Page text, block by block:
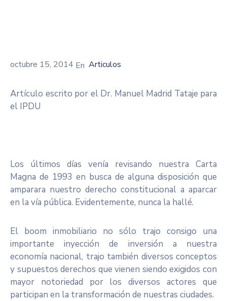
octubre 15, 2014 Articulos
Artículo escrito por el Dr. Manuel Madrid Tataje para
el IPDU
Los últimos días venía revisando nuestra Carta
Magna de 1993 en busca de alguna disposición que
amparara nuestro derecho constitucional a aparcar
en la vía pública. Evidentemente, nunca la hallé.
El boom inmobiliario no sólo trajo consigo una
importante inyección de inversión a nuestra
economía nacional, trajo también diversos conceptos
y supuestos derechos que vienen siendo exigidos con
mayor notoriedad por los diversos actores que
participan en la transformación de nuestras ciudades.